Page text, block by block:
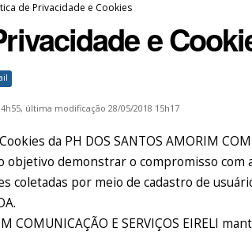
de Privacidade e Cookies
e
última modificação 28/05/2018 15h17
da PH DOS SANTOS AMORIM
objetivo demonstrar o compromisso com
coletadas por meio de cadastro de
COMUNICAÇÃO E SERVIÇOS EIRELI